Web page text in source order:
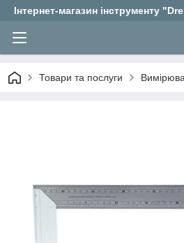
Інтернет-магазин інструменту
Товари та послуги